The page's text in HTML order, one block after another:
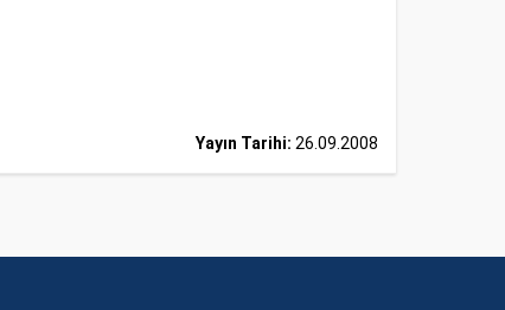
Yayın Tarihi: 26.09.2008